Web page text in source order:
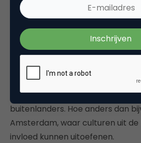
Een presentatie op het
Tokio gaf een mooi inkijkje. Voor
marketingdoeleinden zijn alleen
relevant. Op het hoofdkantoor
naast zeshonderd Japanners
buitenlanders. Hoe anders dan
Amsterdam, waar culturen uit de
invloed kunnen uitoefenen.